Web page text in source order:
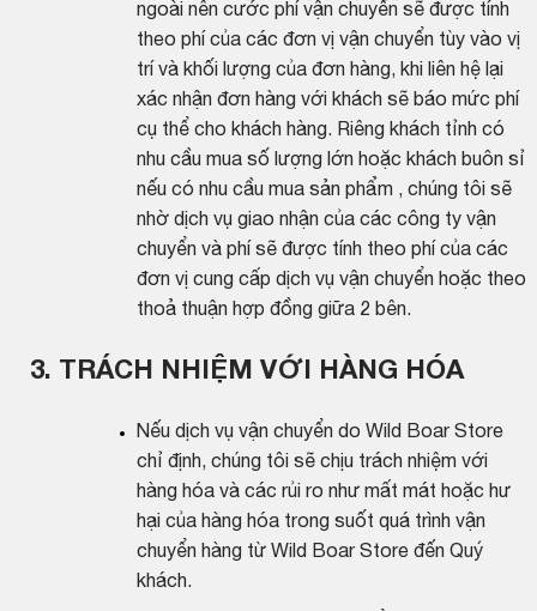
ngoài nên cước phí vận chuyển sẽ được tính
theo phí của các đơn vị vận chuyển tùy vào vị
trí và khối lượng của đơn hàng, khi liên hệ lại
xác nhận đơn hàng với khách sẽ báo mức phí
cụ thể cho khách hàng. Riêng khách tỉnh có
nhu cầu mua số lượng lớn hoặc khách buôn sỉ
nếu có nhu cầu mua sản phẩm , chúng tôi sẽ
nhờ dịch vụ giao nhận của các công ty vận
chuyển và phí sẽ được tính theo phí của các
đơn vị cung cấp dịch vụ vận chuyển hoặc theo
thoả thuận hợp đồng giữa 2 bên.
3. TRÁCH NHIỆM VỚI HÀNG HÓA
Nếu dịch vụ vận chuyển do Wild Boar Store
chỉ định, chúng tôi sẽ chịu trách nhiệm với
hàng hóa và các rủi ro như mất mát hoặc hư
hại của hàng hóa trong suốt quá trình vận
chuyển hàng từ Wild Boar Store đến Quý
khách.